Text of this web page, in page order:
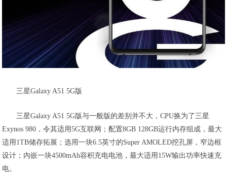
三星Galaxy A51 5G版
三星Galaxy A51 5G版与一般版的差别并不大，CPU换为了三星
Exynos 980，令其适用5G互联网；配置8GB 128GB运行内存组成，最大
适用1TB储存拓展；选用一块6.5英寸的Super AMOLED挖孔屏，窄边框
设计；内嵌一块4500mAh容积充电电池，最大适用15W输出功率快速充
电。